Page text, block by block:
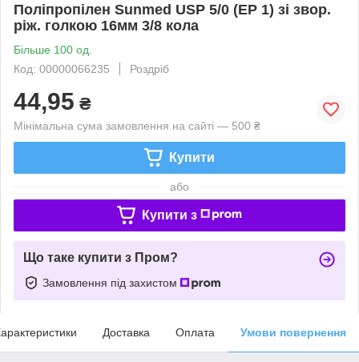
Поліпропілен Sunmed USP 5/0 (EP 1) зі звор.
ріж. голкою 16мм 3/8 кола
Більше 100 од.
Код: 00000066235
Роздріб
44,95 ₴
Мінімальна сума замовлення на сайті — 500 ₴
Купити
або
Купити з
Що таке купити з Пром?
Замовлення під захистом
Доставка Оплата Умови повернення